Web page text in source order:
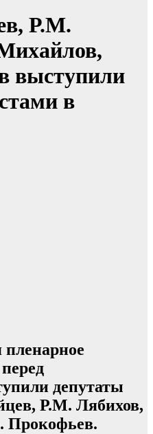
Р.М.
выступили
в
пленарное
депутаты
Р.М. Лябихов,
Прокофьев.